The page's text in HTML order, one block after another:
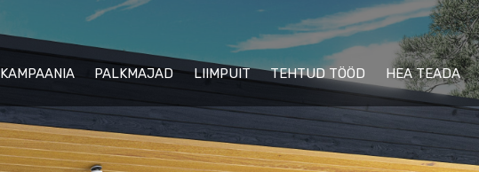
KAMPAANIA PALKMAJAD LIIMPUIT TEHTUD TÖÖD HEA TEADA